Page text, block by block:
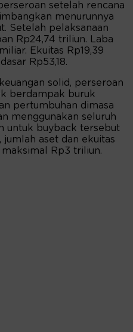
setelah rencana
menurunnya
Setelah pelaksanaan
Rp24,74 triliun. Laba
Ekuitas Rp19,39
Rp53,18.
solid, perseroan
berdampak buruk
pertumbuhan dimasa
menggunakan seluruh
untuk buyback tersebut
aset dan ekuitas
Rp3 triliun.